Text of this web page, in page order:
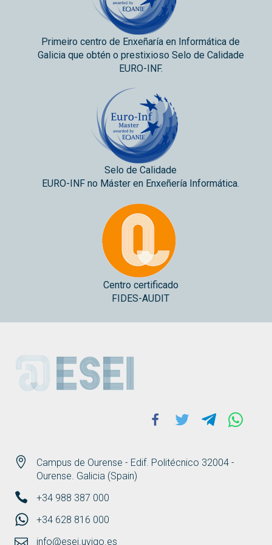
Primeiro centro de Enxeñaría en Informática de
Galicia que obtén o prestixioso Selo de Calidade
EURO-INF.
Selo de Calidade
EURO-INF no Máster en Enxeñería Informática.
Centro certificado
FIDES-AUDIT
ESEI
Campus de Ourense - Edif. Politécnico 32004 -
Ourense. Galicia (Spain)
+34 988 387 000
+34 628 816 000
info@esei.uvigo.es
Facebook
Twitter Telegram